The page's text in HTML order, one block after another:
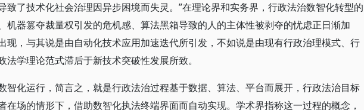
致了技术化社会治理因异步困境而失灵。”在理论界和实务界，行政法治数智化转型的
机器篡夺裁量权引发的危机感、算法黑箱导致的人的主体性被剥夺的忧虑正日渐加
现，与其说是由自动化技术应用加速迭代所引发，不如说是由现有行政治理模式、行
法学理论范式滞后于新技术突破性发展所致。
智化运行，简言之，就是行政法治过程基于数据、算法、平台而展开，行政法治目标
在场的情形下，借助数智化执法终端界面而自动实现。学术界指称这一过程的概念，